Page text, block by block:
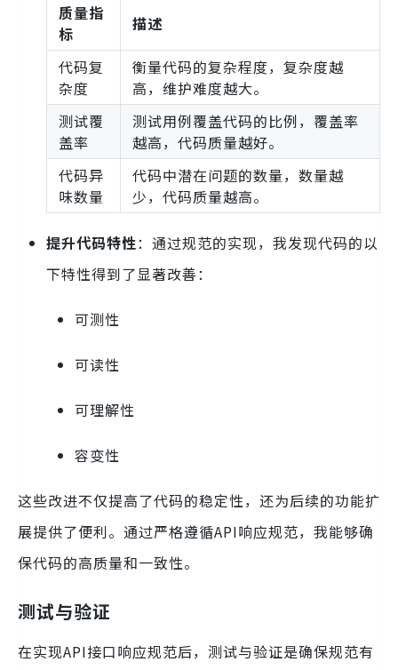
质量指
标
描述
代码复
杂度
衡量代码的复杂程度，复杂度越
高，维护难度越大。
测试覆
盖率
测试用例覆盖代码的比例，覆盖率
越高，代码质量越好。
代码异
味数量
代码中潜在问题的数量，数量越
少，代码质量越高。
提升代码特性：通过规范的实现，我发现代码的以
下特性得到了显著改善：
可测性
可读性
可理解性
容变性
这些改进不仅提高了代码的稳定性，还为后续的功能扩
展提供了便利。通过严格遵循API响应规范，我能够确
保代码的高质量和一致性。
测试与验证
在实现API接口响应规范后，测试与验证是确保规范有